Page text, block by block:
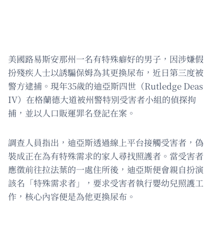
美國路易斯安那州一名有特殊癖好的男子，因涉嫌假
扮殘疾人士以誘騙保姆為其更換尿布，近日第三度被
警方逮捕。現年35歲的迪亞斯四世（Rutledge Deas
IV）在格蘭德大道被州警特別受害者小組的偵探拘
捕，並以人口販運罪名登記在案。
調查人員指出，迪亞斯透過線上平台接觸受害者，偽
裝成正在為有特殊需求的家人尋找照護者。當受害者
應徵前往拉法葉的一處住所後，迪亞斯便會親自扮演
該名「特殊需求者」，要求受害者執行嬰幼兒照護工
作，核心內容便是為他更換尿布。